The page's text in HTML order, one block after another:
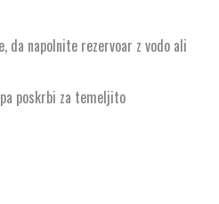
napolnite rezervoar z vodo ali
poskrbi za temeljito